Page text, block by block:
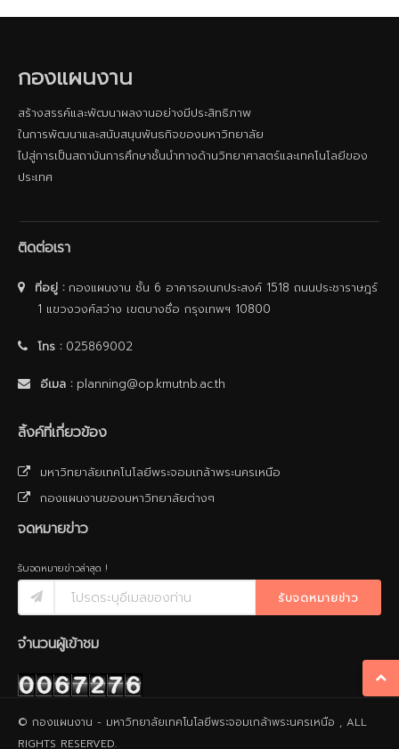
กองแผนงาน
สร้างสรรค์และพัฒนาผลงานอย่างมีประสิทธิภาพ
ในการพัฒนาและสนับสนุนพันธกิจของมหาวิทยาลัย
ไปสู่การเป็นสถาบันการศึกษาชั้นนําทางด้านวิทยาศาสตร์และเทคโนโลยีของ
ประเทศ
ติดต่อเรา
ที่อยู่ :กองแผนงาน ชั้น 6 อาคารอเนกประสงค์ 1518 ถนนประชาราษฎร์
1 แขวงวงศ์สว่าง เขตบางซื่อ กรุงเทพฯ 10800
โทร :025869002
อีเมล : planning@op.kmutnb.ac.th
ลิ้งค์ที่เกี่ยวข้อง
มหาวิทยาลัยเทคโนโลยีพระจอมเกล้าพระนครเหนือ
กองแผนงานของมหาวิทยาลัยต่างๆ
จดหมายข่าว
รับจดหมายข่าวล่าสุด !
รับจดหมายข่าว
จำนวนผู้เข้าชม
© กองแผนงาน - มหาวิทยาลัยเทคโนโลยีพระจอมเกล้าพระนครเหนือ , ALL
RIGHTS RESERVED.